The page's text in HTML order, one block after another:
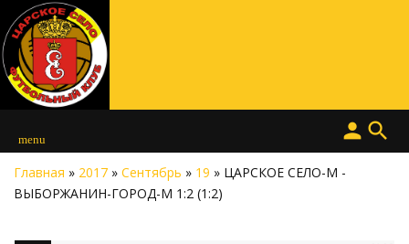
menu search
person
Главная » 2017 » Сентябрь » 19 » ЦАРСКОЕ СЕЛО-М -
ВЫБОРЖАНИН-ГОРОД-М 1:2 (1:2)